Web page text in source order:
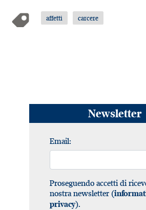
affetti carcere
Newsletter
Email:
Proseguendo accetti di
nostra newsletter (
privacy).